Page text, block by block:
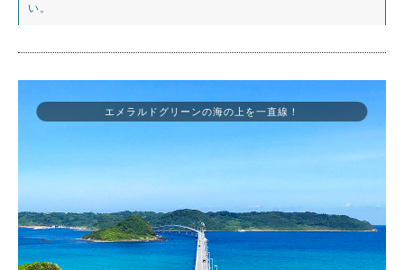
い。
エメラルドグリーンの海の上を一直線！